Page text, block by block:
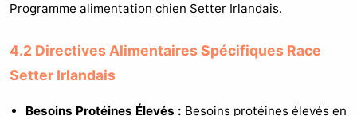
Programme alimentation chien Setter Irlandais.
4.2 Directives Alimentaires Spécifiques Race
Setter Irlandais
Besoins Protéines Élevés : Besoins protéines élevés en